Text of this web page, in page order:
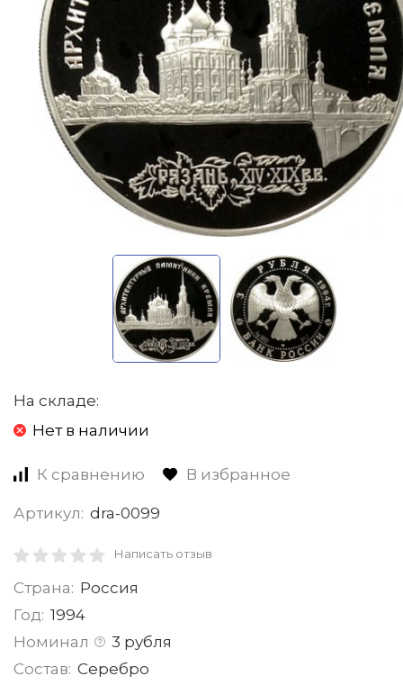
На складе:
Нет в наличии
К сравнению В избранное
Артикул: dra-0099
Написать отзыв
Страна: Россия
Год: 1994
Номинал
3 рубля
Состав: Серебро